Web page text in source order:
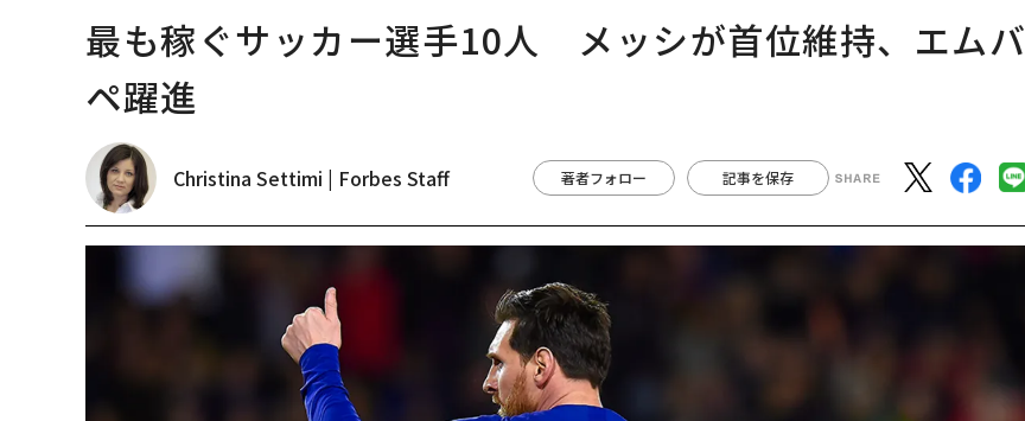
最も稼ぐサッカー選手10人 メッシが首位維持、エムバ
ペ躍進
Christina Settimi | Forbes Staff 著者フォロー 記事を保存